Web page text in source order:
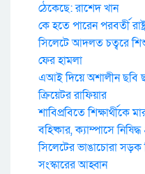
ঠেকেছে: রাশেদ খান
কে হতে পারেন পরবর্তী
সিলেটে আদলত চত্বরে
ফের হামলা
এআই দিয়ে অশালীন ছবি
ক্রিয়েটর রাফিয়ার
শাবিপ্রবিতে শিক্ষার্থীকে
বহিষ্কার, ক্যাম্পাসে
সিলেটের ভাঙাচোরা সড়ক
সংস্কারের আহ্বান